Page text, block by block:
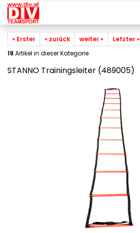
« Erster « zurück weiter »
Letzter »
18 Artikel in dieser Kategorie
STANNO Trainingsleiter (489005)